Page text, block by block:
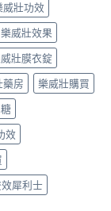
威壯功效
樂威壯效果
壯膜衣錠
藥房
樂威壯購買
效
犀利士